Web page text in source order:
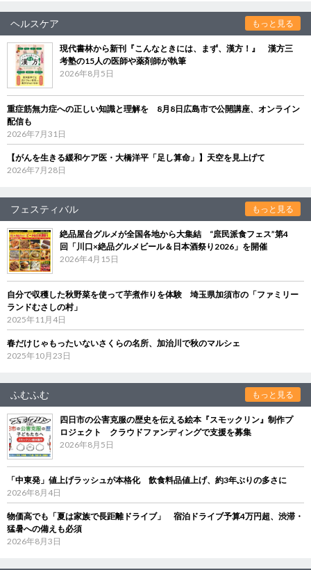
ヘルスケア もっと見る
現代書林から新刊『こんなときには、まず、漢方！』 漢方三
考塾の15人の医師や薬剤師が執筆
2026年8月5日
重症筋無力症への正しい知識と理解を 8月8日広島市で公開講座、オンライン
配信も
2026年7月31日
【がんを生きる緩和ケア医・大橋洋平「足し算命」】天空を見上げて
2026年7月28日
フェスティバル もっと見る
絶品屋台グルメが全国各地から大集結 “庶民派食フェス”第4
回「川口×絶品グルメビール＆日本酒祭り2026」を開催
2026年4月15日
自分で収穫した秋野菜を使って芋煮作りを体験 埼玉県加須市の「ファミリー
ランドむさしの村」
2025年11月4日
春だけじゃもったいないさくらの名所、加治川で秋のマルシェ
2025年10月23日
ふむふむ もっと見る
四日市の公害克服の歴史を伝える絵本『スモックリン』制作プ
ロジェクト クラウドファンディングで支援を募集
2026年8月5日
「中東発」値上げラッシュが本格化 飲食料品値上げ、約3年ぶりの多さに
2026年8月4日
物価高でも「夏は家族で長距離ドライブ」 宿泊ドライブ予算4万円超、渋滞・
猛暑への備えも必須
2026年8月3日